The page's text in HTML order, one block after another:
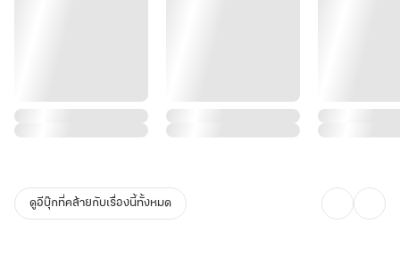
ดูอีบุ๊กที่คล้ายกับเรื่องนี้ทั้งหมด